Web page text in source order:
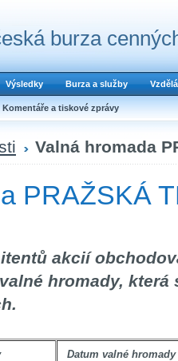
burza
Výsledky Burza a služby
Komentáře a tiskové zprávy
Valná hromada
PRAŽSKÁ
akcií
hromady, která
Datum valné hromady